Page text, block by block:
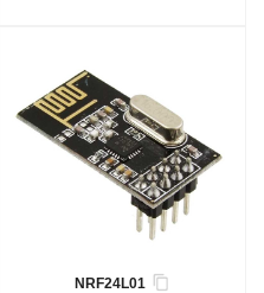
NRF24L01